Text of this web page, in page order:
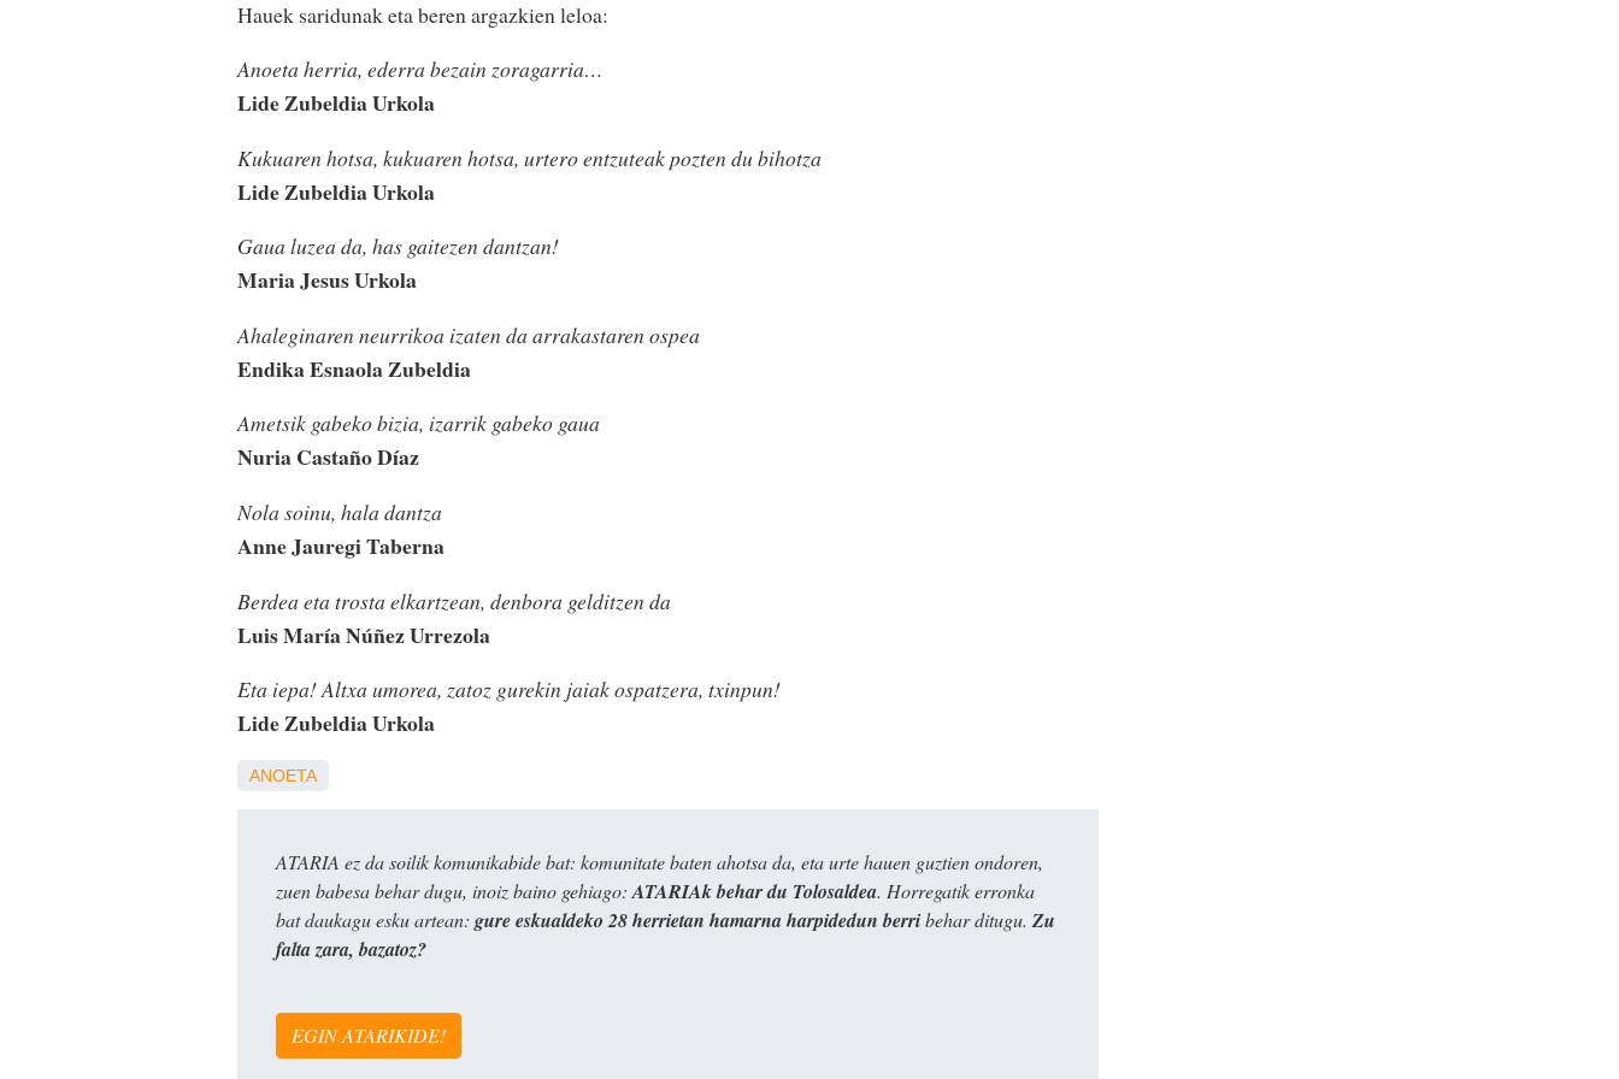
Hauek saridunak eta beren argazkien leloa:
Anoeta herria, ederra bezain zoragarria…
Lide Zubeldia Urkola
Kukuaren hotsa, kukuaren hotsa, urtero entzuteak pozten du bihotza
Lide Zubeldia Urkola
Gaua luzea da, has gaitezen dantzan!
Maria Jesus Urkola
Ahaleginaren neurrikoa izaten da arrakastaren ospea
Endika Esnaola Zubeldia
Ametsik gabeko bizia, izarrik gabeko gaua
Nuria Castaño Díaz
Nola soinu, hala dantza
Anne Jauregi Taberna
Berdea eta trosta elkartzean, denbora gelditzen da
Luis María Núñez Urrezola
Eta iepa! Altxa umorea, zatoz gurekin jaiak ospatzera, txinpun!
Lide Zubeldia Urkola
ANOETA
ATARIA ez da soilik komunikabide bat: komunitate baten ahotsa da, eta urte hauen guztien ondoren,
zuen babesa behar dugu, inoiz baino gehiago: ATARIAk behar du Tolosaldea. Horregatik erronka
bat daukagu esku artean: gure eskualdeko 28 herrietan hamarna harpidedun berribehar ditugu. Zu
falta zara, bazatoz?
EGIN ATARIKIDE!